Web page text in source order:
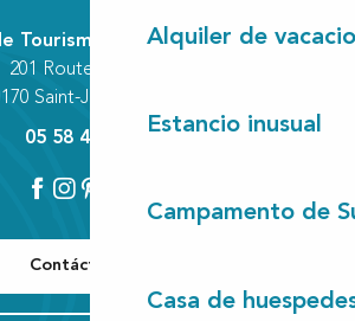
Alquiler de
Estancio inusual
Campamento de
Casa de
Contáctenos
Tourisme Communautaire
201 Route des Lacs
Saint-Julien-en-Born
05 58 42 89 80